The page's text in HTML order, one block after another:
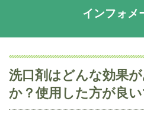
インフォメ
洗口剤はどんな効果
か？使用した方が良